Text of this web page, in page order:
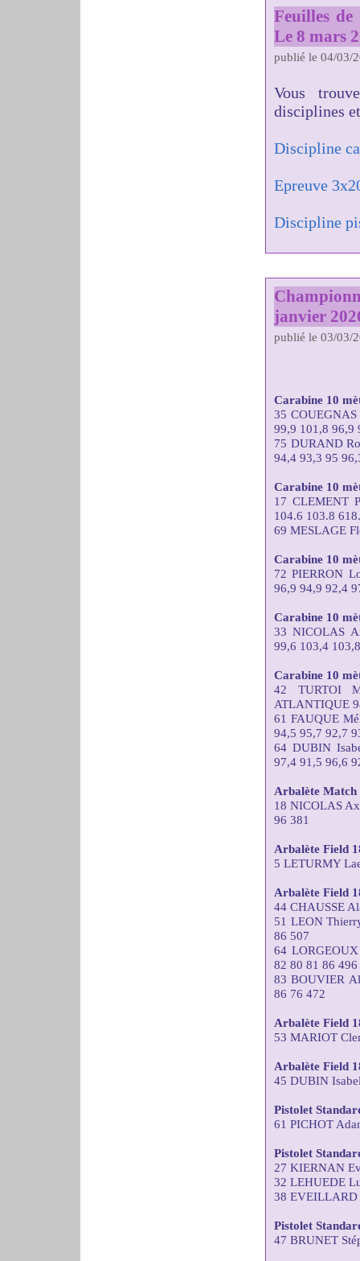
Feuilles
Le 8 mars
publié le 04/03/
Vous
disciplines
Discipline
Epreuve
Discipline
janvier
publié le 03/03/
Carabine 10
35
99,9 101,8 96,9
75 DURAND
94,4 93,3 95
Carabine 10
17 CLEMENT
104.6 103.8
69 MESLAGE
Carabine 10
72 PIERRON
96,9 94,9 92,4
Carabine 10
33 NICOLAS
99,6 103,4
Carabine 10
42 TURTOI
ATLANTIQUE
61 FAUQUE
94,5 95,7 92,7
64 DUBIN
97,4 91,5 96,6
Arbalète Match
18 NICOLAS
96 381
Arbalète Field
5 LETURMY
Arbalète Field
44 CHAUSSE
51 LEON
86 507
64
82 80 81 86 496
83 BOUVIER
86 76 472
Arbalète Field
53 MARIOT
Arbalète Field
45 DUBIN
Pistolet
61 PICHOT
Pistolet
27 KIERNAN
32 LEHUEDE
38 EVEILLARD
Pistolet
47 BRUNET